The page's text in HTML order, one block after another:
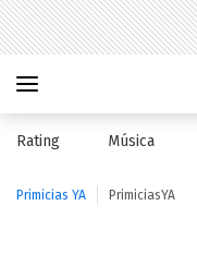
Rating Música
Primicias YA PrimiciasYA